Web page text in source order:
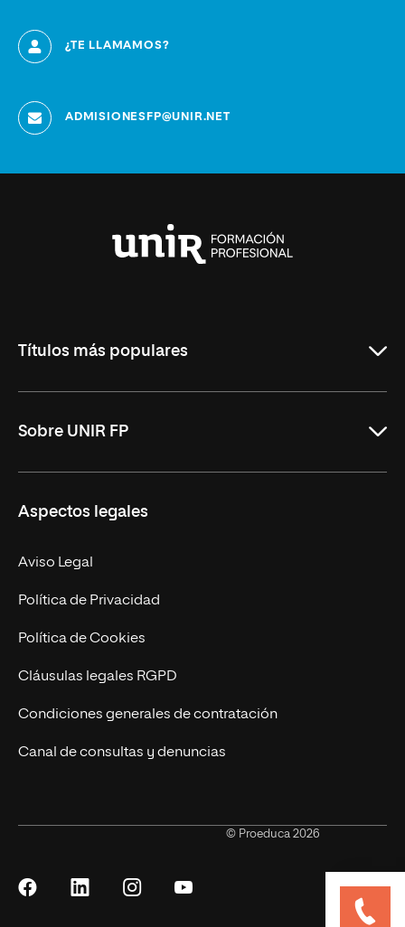
¿TE LLAMAMOS?
ADMISIONESFP@UNIR.NET
Títulos más populares
DAM Online
DAW Online
Administración y Finanzas Online
Marketing y Publicidad Online
Sobre UNIR FP
Revista UNIR FP
Grados superiores
Becas para Formación Profesional
Aspectos legales
Aviso Legal
Política de Privacidad
Política de Cookies
Cláusulas legales RGPD
Condiciones generales de contratación
Canal de consultas y denuncias
Síguenos
SíguenosSíguenosSíguenos
© Proeduca 2026